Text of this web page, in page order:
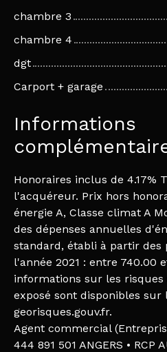
chambre 3
chambre 4
dgt
Carport + garage
Informations
Honoraires inclus de 4.17%
l'acquéreur. Prix hors
énergie A, Classe climat A
des dépenses annuelles
standard, établi à partir des
l'année 2021 : entre 740.00
informations sur les
exposé sont disponibles sur
georisques.gouv.fr.
Agent commercial
444 891 501 ANGERS • RCP